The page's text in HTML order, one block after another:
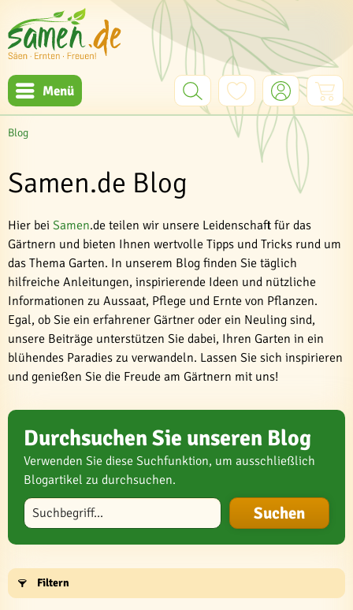
Menü
Blog
Samen.de Blog
Hier bei Samen.de teilen wir unsere Leidenschaft für das
Gärtnern und bieten Ihnen wertvolle Tipps und Tricks rund um
das Thema Garten. In unserem Blog finden Sie täglich
hilfreiche Anleitungen, inspirierende Ideen und nützliche
Informationen zu Aussaat, Pflege und Ernte von Pflanzen.
Egal, ob Sie ein erfahrener Gärtner oder ein Neuling sind,
unsere Beiträge unterstützen Sie dabei, Ihren Garten in ein
blühendes Paradies zu verwandeln. Lassen Sie sich inspirieren
und genießen Sie die Freude am Gärtnern mit uns!
Durchsuchen Sie unseren Blog
Verwenden Sie diese Suchfunktion, um ausschließlich
Blogartikel zu durchsuchen.
Blog durchsuchen
Filtern